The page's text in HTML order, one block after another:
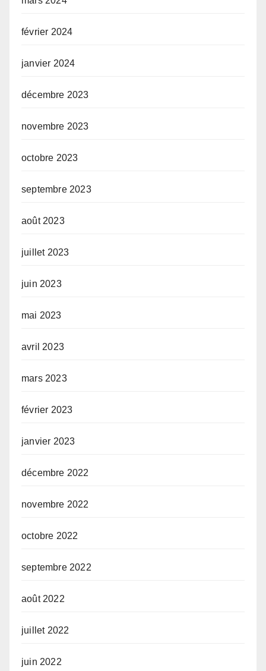
février 2024
janvier 2024
décembre 2023
novembre 2023
octobre 2023
septembre 2023
août 2023
juillet 2023
juin 2023
mai 2023
avril 2023
mars 2023
février 2023
janvier 2023
décembre 2022
novembre 2022
octobre 2022
septembre 2022
août 2022
juillet 2022
juin 2022